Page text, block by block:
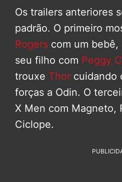
Os trailers anteriores
padrão. O primeiro
Rogers com um
seu filho com Peggy
trouxe Thor cuidando
forças a Odin. O
X Men com Magneto,
Ciclope.